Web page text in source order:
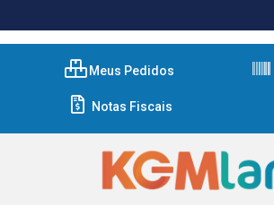
Meus Pedidos
Notas Fiscais